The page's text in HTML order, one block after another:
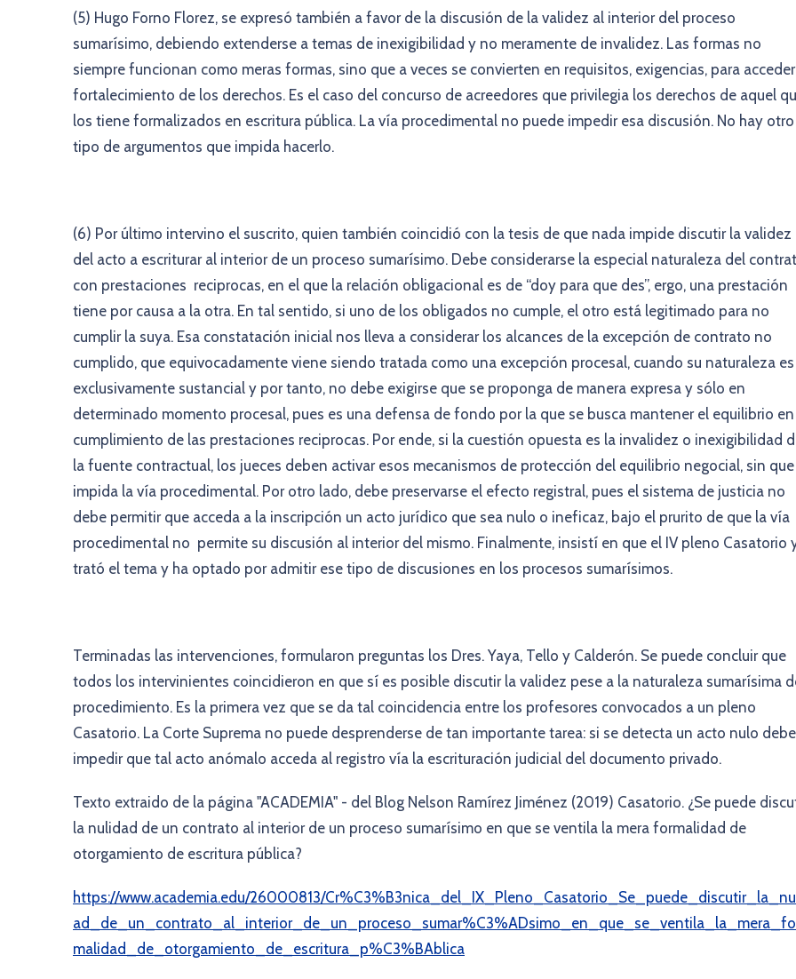
(5) Hugo Forno Florez, se expresó también a favor de la discusión de la validez al interior del proceso
sumarísimo, debiendo extenderse a temas de inexigibilidad y no meramente de invalidez. Las formas no
siempre funcionan como meras formas, sino que a veces se convierten en requisitos, exigencias, para
fortalecimiento de los derechos. Es el caso del concurso de acreedores que privilegia los derechos de aquel
los tiene formalizados en escritura pública. La vía procedimental no puede impedir esa discusión. No hay otro
tipo de argumentos que impida hacerlo.
(6) Por último intervino el suscrito, quien también coincidió con la tesis de que nada impide discutir la validez
del acto a escriturar al interior de un proceso sumarísimo. Debe considerarse la especial naturaleza del
con prestaciones reciprocas, en el que la relación obligacional es de “doy para que des”, ergo, una prestación
tiene por causa a la otra. En tal sentido, si uno de los obligados no cumple, el otro está legitimado para no
cumplir la suya. Esa constatación inicial nos lleva a considerar los alcances de la excepción de contrato no
cumplido, que equivocadamente viene siendo tratada como una excepción procesal, cuando su naturaleza es
exclusivamente sustancial y por tanto, no debe exigirse que se proponga de manera expresa y sólo en
determinado momento procesal, pues es una defensa de fondo por la que se busca mantener el equilibrio
cumplimiento de las prestaciones reciprocas. Por ende, si la cuestión opuesta es la invalidez o inexigibilidad
la fuente contractual, los jueces deben activar esos mecanismos de protección del equilibrio negocial, sin
impida la vía procedimental. Por otro lado, debe preservarse el efecto registral, pues el sistema de justicia no
debe permitir que acceda a la inscripción un acto jurídico que sea nulo o ineficaz, bajo el prurito de que la vía
procedimental no permite su discusión al interior del mismo. Finalmente, insistí en que el IV pleno Casatorio
trató el tema y ha optado por admitir ese tipo de discusiones en los procesos sumarísimos.
Terminadas las intervenciones, formularon preguntas los Dres. Yaya, Tello y Calderón. Se puede concluir que
todos los intervinientes coincidieron en que sí es posible discutir la validez pese a la naturaleza sumarísima
procedimiento. Es la primera vez que se da tal coincidencia entre los profesores convocados a un pleno
Casatorio. La Corte Suprema no puede desprenderse de tan importante tarea: si se detecta un acto nulo debe
impedir que tal acto anómalo acceda al registro vía la escrituración judicial del documento privado.
Texto extraido de la página "ACADEMIA" - del Blog Nelson Ramírez Jiménez (2019) Casatorio. ¿Se puede
la nulidad de un contrato al interior de un proceso sumarísimo en que se ventila la mera formalidad de
otorgamiento de escritura pública?
https://www.academia.edu/26000813/
malidad_de_otorgamiento_de_escritura_p%C3%BAblica